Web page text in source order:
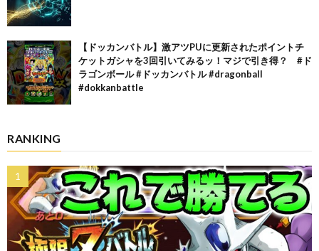
【ドッカンバトル】激アツPUに更新されたポイントチ
ケットガシャを3回引いてみるッ！マジで引き得？ #ド
ラゴンボール #ドッカンバトル #dragonball
#dokkanbattle
RANKING